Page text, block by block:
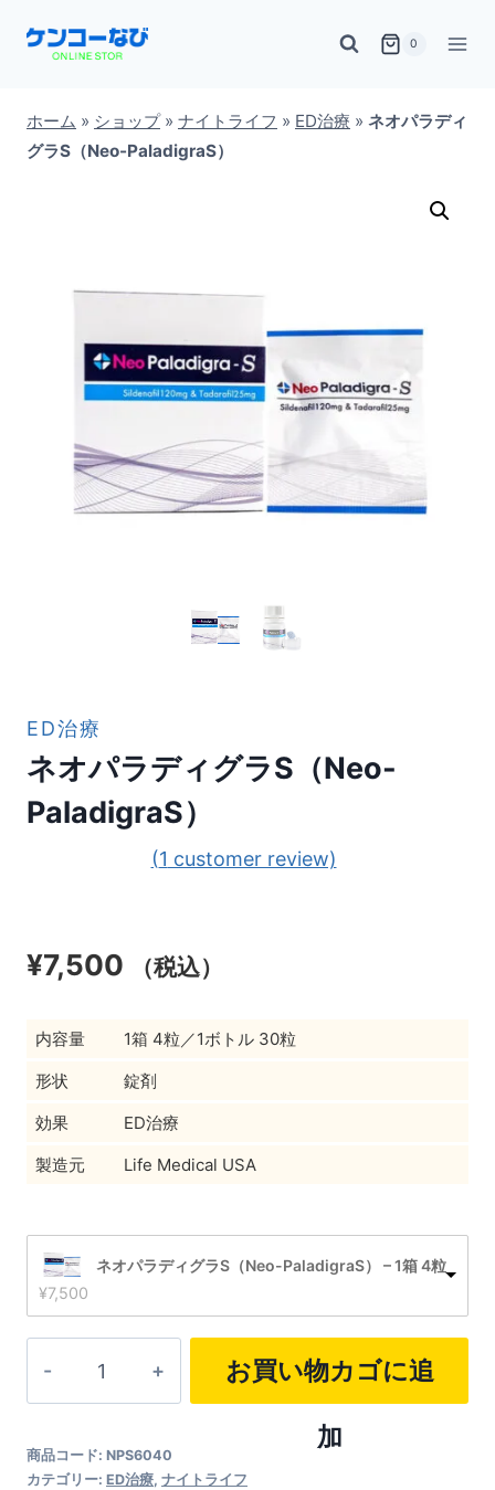
0
ホーム » ショップ» ナイトライフ » ED治療 » ネオパラディ
グラS（Neo-PaladigraS）
ED治療
ネオパラディグラS（Neo-
PaladigraS）
(1 customer review)
¥7,500 （税込）
内容量
1箱 4粒／1ボトル 30粒
形状
錠剤
効果
ED治療
製造元
Life Medical USA
ネオパラディグラS（Neo-PaladigraS） – 1箱 4粒
¥7,500
ラ
お買い物カゴに追
加
商品コード: NPS6040
カテゴリー: ED治療, ナイトライフ